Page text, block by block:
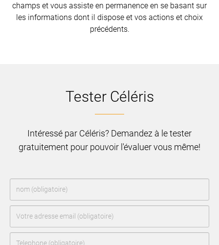
champs et vous assiste en permanence en se basant sur
les informations dont il dispose et vos actions et choix
précédents.
Tester Céléris
Intéressé par Céléris? Demandez à le tester
gratuitement pour pouvoir l'évaluer vous même!